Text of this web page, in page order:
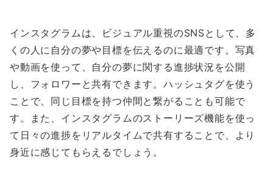
インスタグラムは、ビジュアル重視のSNSとして、多
くの人に自分の夢や目標を伝えるのに最適です。写真
や動画を使って、自分の夢に関する進捗状況を公開
し、フォロワーと共有できます。ハッシュタグを使う
ことで、同じ目標を持つ仲間と繋がることも可能で
す。また、インスタグラムのストーリーズ機能を使っ
て日々の進捗をリアルタイムで共有することで、より
身近に感じてもらえるでしょう。